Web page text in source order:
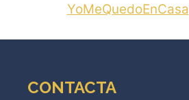
YoMeQuedoEnCasa
CONTACTA